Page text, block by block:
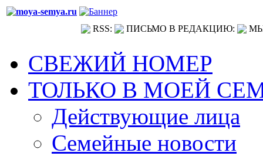
RSS: ПИСЬМО В РЕДАКЦИЮ:
СВЕЖИЙ НОМЕР
ТОЛЬКО В МОЕЙ
Действующие лица
Семейные новости